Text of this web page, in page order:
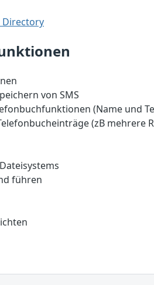
Directory
von SMS
(Name und
(zB mehrere
führen